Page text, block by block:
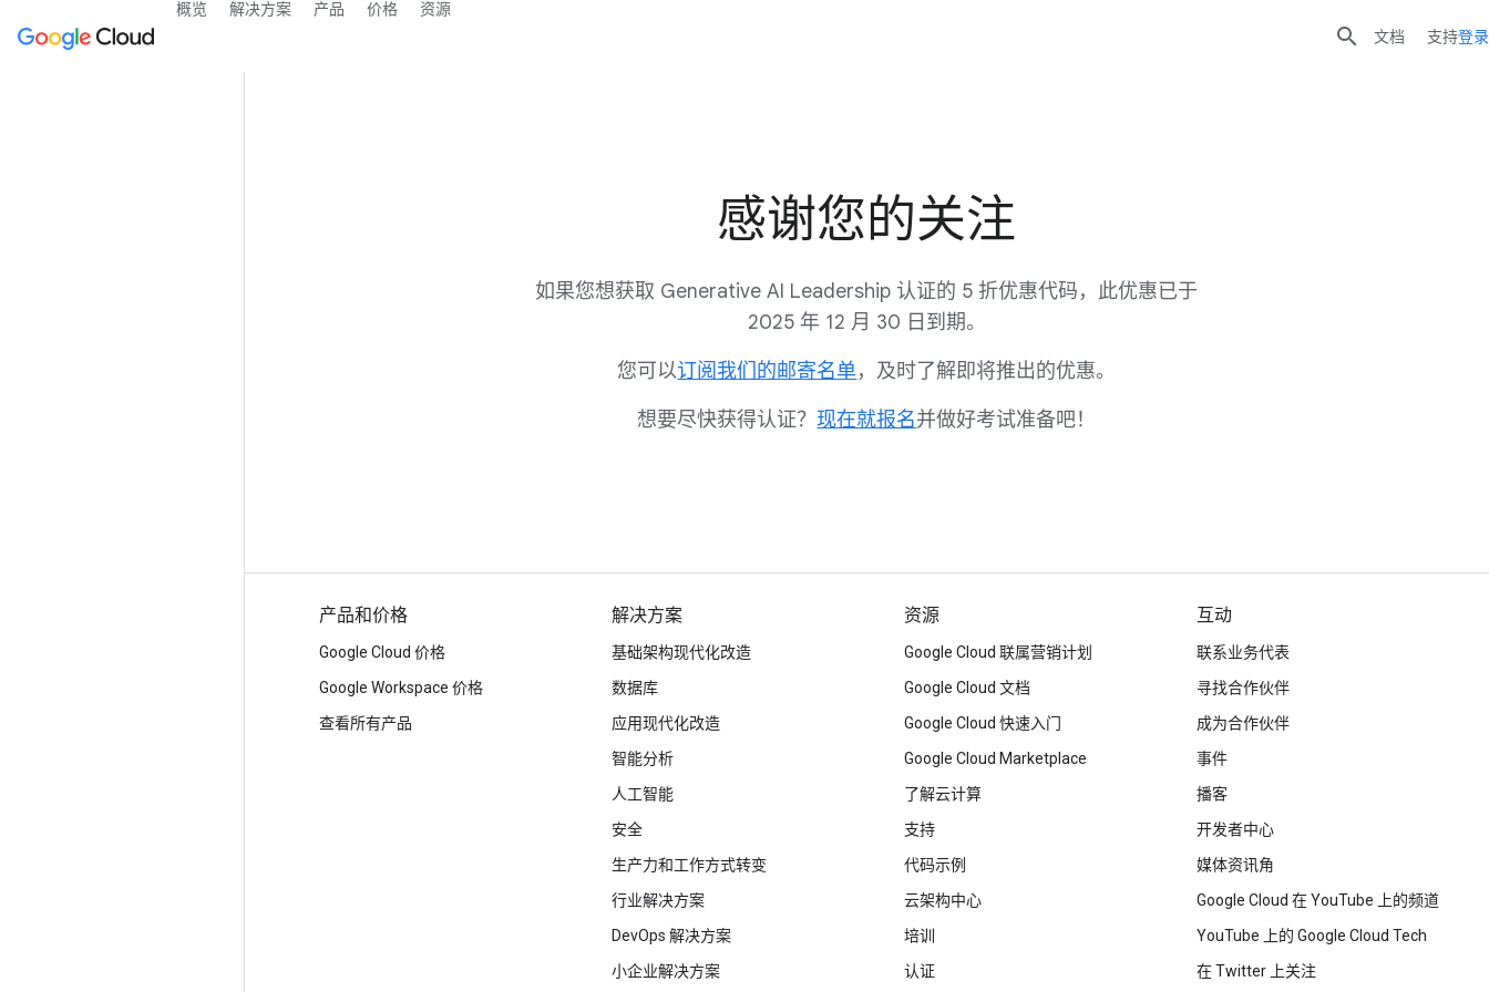
感谢您的关注
如果您想获取 Generative AI Leadership 认证的 5 折优惠代码，此优惠已于
2025 年 12 月 30 日到期。
您可以订阅我们的邮寄名单，及时了解即将推出的优惠。
想要尽快获得认证？现在就报名并做好考试准备吧！
概览 解决方案 产品 价格 资源
 文档 支持登录
产品和价格
Google Cloud 价格
Google Workspace 价格
查看所有产品
解决方案
基础架构现代化改造
数据库
应用现代化改造
智能分析
人工智能
安全
生产力和工作方式转变
行业解决方案
DevOps 解决方案
小企业解决方案
资源
Google Cloud 联属营销计划
Google Cloud 文档
Google Cloud 快速入门
Google Cloud Marketplace
了解云计算
支持
代码示例
云架构中心
培训
认证
互动
联系业务代表
寻找合作伙伴
成为合作伙伴
事件
播客
开发者中心
媒体资讯角
Google Cloud 在 YouTube 上的频道
YouTube 上的 Google Cloud Tech
在 Twitter 上关注